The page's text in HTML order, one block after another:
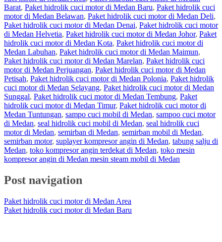
Barat, Paket hidrolik cuci motor di Medan Baru, Paket hidrolik cuci
motor di Medan Belawan, Paket hidrolik cuci motor di Medan Deli,
Paket hidrolik cuci motor di Medan Denai, Paket hidrolik cuci motor
di Medan Helvetia, Paket hidrolik cuci motor di Medan Johor, Paket
hidrolik cuci motor di Medan Kota, Paket hidrolik cuci motor di
Medan Labuhan, Paket hidrolik cuci motor di Medan Maimun,
Paket hidrolik cuci motor di Medan Marelan, Paket hidrolik cuci
motor di Medan Perjuangan, Paket hidrolik cuci motor di Medan
Petisah, Paket hidrolik cuci motor di Medan Polonia, Paket hidrolik
cuci motor di Medan Selayang, Paket hidrolik cuci motor di Medan
Sunggal, Paket hidrolik cuci motor di Medan Tembung, Paket
hidrolik cuci motor di Medan Timur, Paket hidrolik cuci motor di
Medan Tuntungan, sampo cuci mobil di Medan, sampoo cuci motor
di Medan, seal hidrolik cuci mobil di Medan, seal hidrolik cuci
motor di Medan, semirban di Medan, semirban mobil di Medan,
semirban motor, suplayer kompresor angin di Medan, tabung salju di
Medan, toko kompresor angin terdekat di Medan, toko mesin
kompresor angin di Medan mesin steam mobil di Medan
Post navigation
Paket hidrolik cuci motor di Medan Area
Paket hidrolik cuci motor di Medan Baru